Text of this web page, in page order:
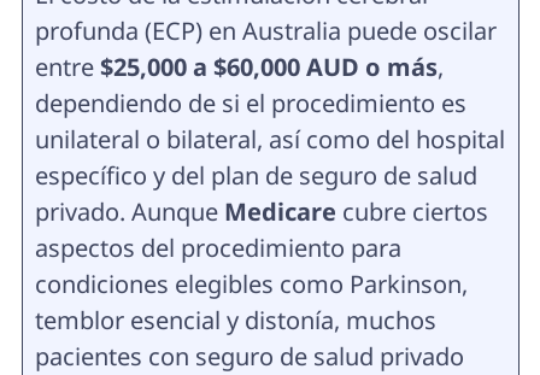
profunda (ECP) en Australia puede oscilar
entre $25,000 a $60,000 AUD o más,
dependiendo de si el procedimiento es
unilateral o bilateral, así como del hospital
específico y del plan de seguro de salud
privado. Aunque Medicare cubre ciertos
aspectos del procedimiento para
condiciones elegibles como Parkinson,
temblor esencial y distonía, muchos
pacientes con seguro de salud privado